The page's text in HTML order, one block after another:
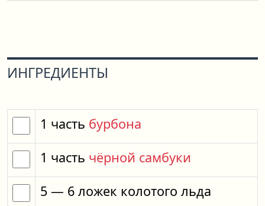
ИНГРЕДИЕНТЫ
1 часть бурбона
1 часть чёрной самбуки
5 — 6 ложек колотого льда